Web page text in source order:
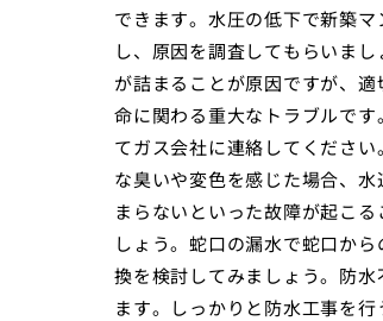
できます。水圧の低下で新築
し、原因を調査してもらいま
が詰まることが原因ですが、
命に関わる重大なトラブルで
てガス会社に連絡してくださ
な臭いや変色を感じた場合、
まらないといった故障が起こ
しょう。蛇口の漏水で蛇口か
換を検討してみましょう。防
ます。しっかりと防水工事を